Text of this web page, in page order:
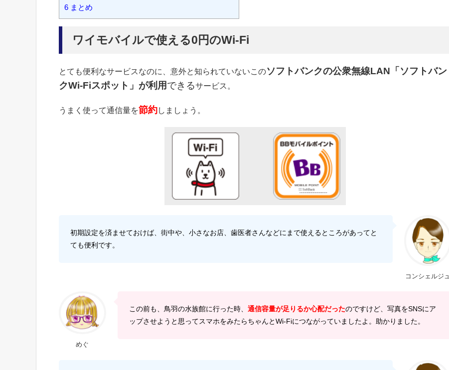
6 まとめ
ワイモバイルで使える0円のWi-Fi
とても便利なサービスなのに、意外と知られていないこのソフトバンクの公衆無線LAN「ソフトバン
クWi-Fiスポット」が利用できるサービス。
うまく使って通信量を節約しましょう。
コンシェルジュ
初期設定を済ませておけば、街中や、小さなお店、歯医者さんなどにまで使えるところがあってと
ても便利です。
めぐ
この前も、鳥羽の水族館に行った時、 通信容量が足りるか心配だったのですけど、写真をSNSにア
ップさせようと思ってスマホをみたらちゃんとWi-Fiにつながっていましたよ。助かりました。